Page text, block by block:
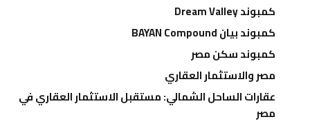
كمبوند Dream Valley
كمبوند بيان BAYAN Compound
كمبوند سكن مصر
مصر والاستثمار العقاري
عقارات الساحل الشمالي: مستقبل الاستثمار العقاري في
مصر